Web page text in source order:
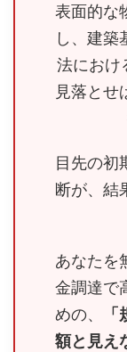
表面的な
し、建築
法におけ
見落とせ
目先の初
断が、結
あなたを
金調達で
めの、
額と見え